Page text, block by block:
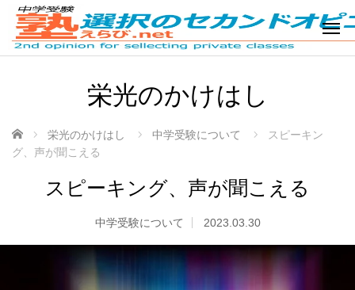
栄光のかけはし
ホーム 栄光のかけはし 中学受験について
スピーキン
グ、声が聞こえる
スピーキング、声が聞こえる
中学受験について 2023.03.30